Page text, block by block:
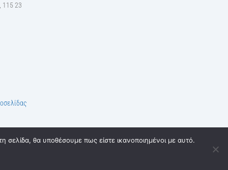
Back
To
115 23
σελίδα, θα υποθέσουμε πως είστε ικανοποιημένοι με αυτό.